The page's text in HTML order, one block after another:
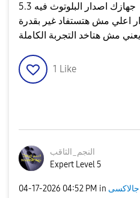
جهازك اصدار البلوتوث فيه 5.3
اعلي مش هتستفاد غير بقدرة
1 Like
النجم_الثاقب
Expert Level 5
‎04-17-2026 04:52 PM in